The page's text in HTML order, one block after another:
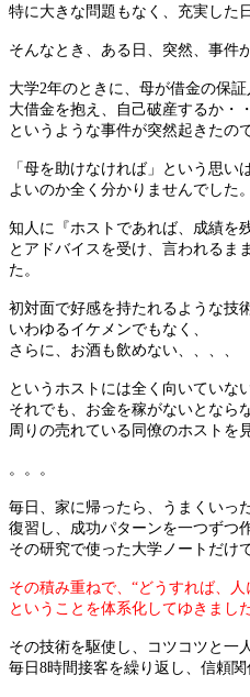
特に大きな問題もなく、充実した
そんなとき、ある日、突然、事件
大学2年のときに、母が借金の保
大借金を抱え、自己破産するか・
というような事件が突然起きたの
「母を助けなければ」という思い
よいのか全く分かりませんでした。
知人に『ホストであれば、成績を
とアドバイスを受け、言われるま
た。
初対面で好感を持たれるような技
いわゆるイケメンでもなく、
さらに、お酒も飲めない、、、、
というホストには全く向いていな
それでも、お金を稼がないとなら
周りの売れている同僚のホストを
。。。
毎日、家に帰ったら、うまくいっ
復習し、成功パターンを一つずつ
その研究で使った大学ノートだけ
その積み重ねで、“どうすれば、
ということを体系化してゆきまし
その技術を駆使し、コツコツと一
毎日8時間接客を繰り返し、信頼